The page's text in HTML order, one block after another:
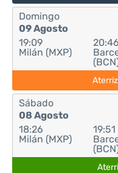
Domingo
09 Agosto
19:09
Milán (MXP)
20:46
Sábado
08 Agosto
18:26
Milán (MXP)
19:51